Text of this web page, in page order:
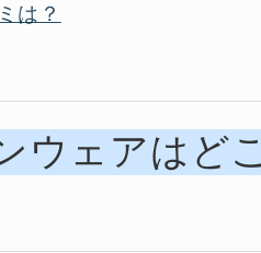
は？
ウェアはど